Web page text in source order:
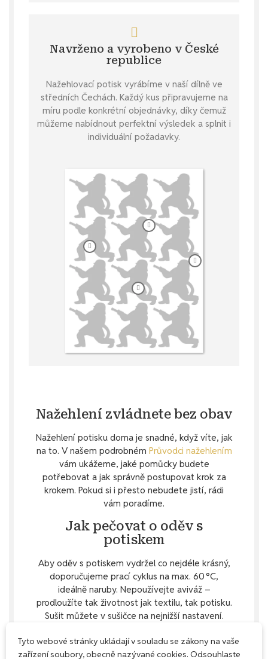
Navrženo a vyrobeno v České
republice
Nažehlovací potisk vyrábíme v naší dílně ve
středních Čechách. Každý kus připravujeme na
míru podle konkrétní objednávky, díky čemuž
můžeme nabídnout perfektní výsledek a splnit i
individuální požadavky.
Nažehlení zvládnete bez obav
Nažehlení potisku doma je snadné, když víte, jak
na to. V našem podrobném Průvodci nažehlením
vám ukážeme, jaké pomůcky budete
potřebovat a jak správně postupovat krok za
krokem. Pokud si i přesto nebudete jistí, rádi
vám poradíme.
Jak pečovat o oděv s
potiskem
Aby oděv s potiskem vydržel co nejdéle krásný,
doporučujeme prací cyklus na max. 60 °C,
ideálně naruby. Nepoužívejte aviváž –
prodloužíte tak životnost jak textilu, tak potisku.
Sušit můžete v sušičce na nejnižší nastavení.
Tyto webové stránky ukládají v souladu se zákony na vaše
zařízení soubory, obecně nazývané cookies. Odsouhlaste